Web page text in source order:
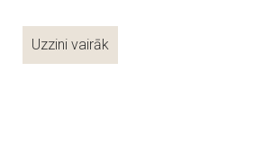
Uzzini vairāk